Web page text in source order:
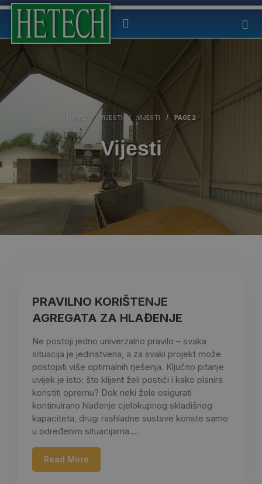
HOME / VIJESTI / VIJESTI / PAGE 2
Vijesti
PRAVILNO KORIŠTENJE
AGREGATA ZA HLAĐENJE
Ne postoji jedno univerzalno pravilo – svaka
situacija je jedinstvena, a za svaki projekt može
postojati više optimalnih rješenja. Ključno pitanje
uvijek je isto: što klijent želi postići i kako planira
koristiti opremu? Dok neki žele osigurati
kontinuirano hlađenje cjelokupnog skladišnog
kapaciteta, drugi rashladne sustave koriste samo
u određenim situacijama.…
Read More